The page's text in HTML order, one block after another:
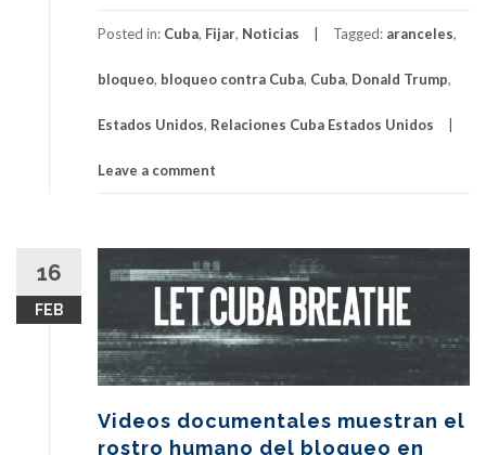
Posted in: Cuba, Fijar, Noticias Tagged: aranceles,
bloqueo, bloqueo contra Cuba, Cuba, Donald Trump,
Estados Unidos, Relaciones Cuba Estados Unidos
Leave a comment
16
FEB
Videos documentales muestran el
rostro humano del bloqueo en